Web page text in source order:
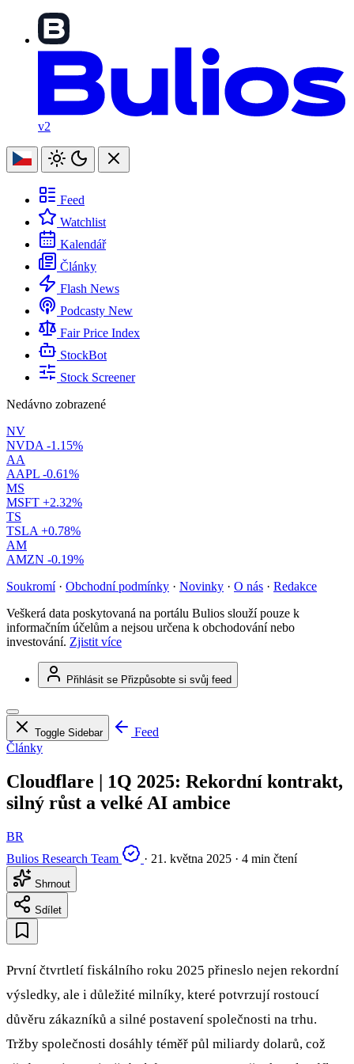
v2
Feed
Watchlist
Kalendář
Články
Flash News
Podcasty New
Fair Price Index
StockBot
Stock Screener
Nedávno zobrazené
NV
NVDA -1.15%
AA
AAPL -0.61%
MS
MSFT +2.32%
TS
TSLA +0.78%
AM
AMZN -0.19%
Soukromí · Obchodní podmínky · Novinky · O nás · Redakce
Veškerá data poskytovaná na portálu Bulios slouží pouze k
informačním účelům a nejsou určena k obchodování nebo
investování. Zjistit více
Přihlásit se Přizpůsobte si svůj feed
Toggle Sidebar
Feed
Články
Cloudflare | 1Q 2025: Rekordní kontrakt,
silný růst a velké AI ambice
BR
Bulios Research Team
· 21. května 2025 · 4 min čtení
Shrnout
Sdílet
První čtvrtletí fiskálního roku 2025 přineslo nejen rekordní
výsledky, ale i důležité milníky, které potvrzují rostoucí
důvěru zákazníků a silné postavení společnosti na trhu.
Tržby společnosti dosáhly téměř půl miliardy dolarů, což